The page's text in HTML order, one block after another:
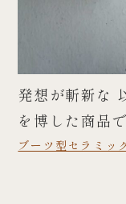
発想が斬新な
を博した商品で
ブーツ型セラミッ